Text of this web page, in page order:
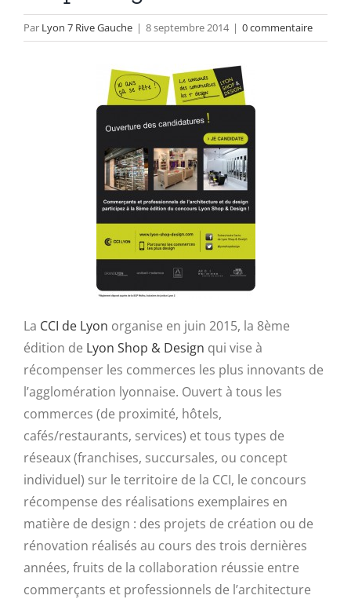
Par Lyon 7 Rive Gauche | 8 septembre 2014 | 0 commentaire
La CCI de Lyon organise en juin 2015, la 8ème
édition de Lyon Shop & Design qui vise à
récompenser les commerces les plus innovants de
l’agglomération lyonnaise. Ouvert à tous les
commerces (de proximité, hôtels,
cafés/restaurants, services) et tous types de
réseaux (franchises, succursales, ou concept
individuel) sur le territoire de la CCI, le concours
récompense des réalisations exemplaires en
matière de design : des projets de création ou de
rénovation réalisés au cours des trois dernières
années, fruits de la collaboration réussie entre
commerçants et professionnels de l’architecture